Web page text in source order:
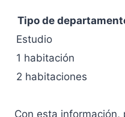
Tipo de
Estudio
1 habitación
2 habitaciones
Con esta